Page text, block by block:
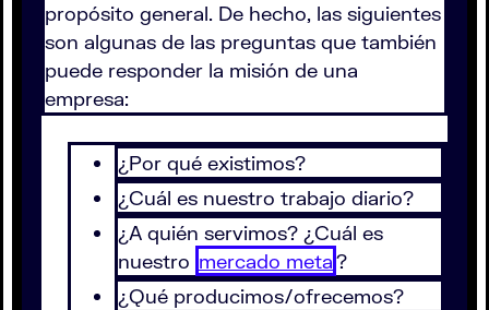
propósito general. De hecho, las siguientes
son algunas de las preguntas que también
puede responder la misión de una
empresa:
¿Por qué existimos?
¿Cuál es nuestro trabajo diario?
¿A quién servimos? ¿Cuál es
nuestro mercado meta?
¿Qué producimos/ofrecemos?